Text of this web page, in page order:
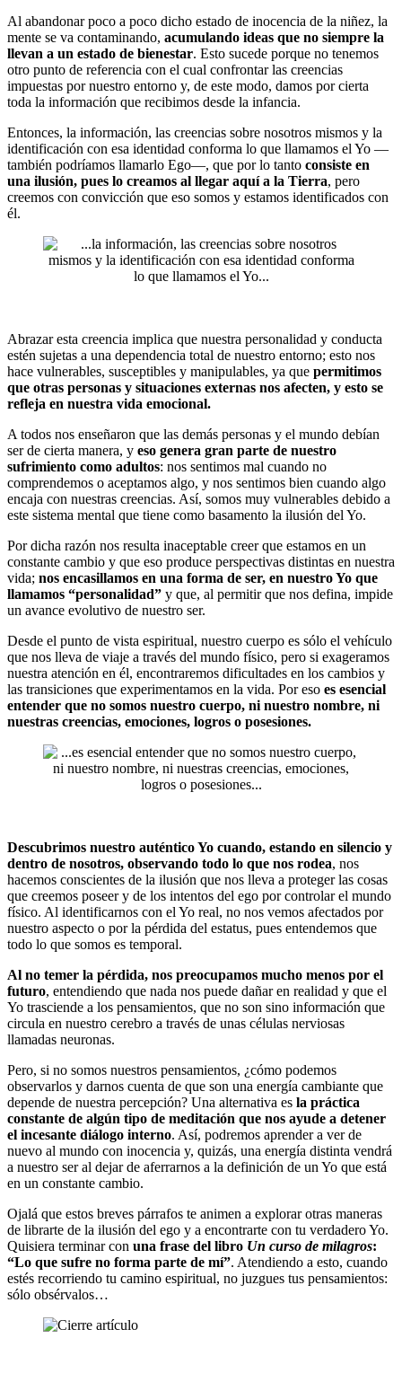
Al abandonar poco a poco dicho estado de inocencia de la niñez, la
mente se va contaminando, acumulando ideas que no siempre la
llevan a un estado de bienestar. Esto sucede porque no tenemos
otro punto de referencia con el cual confrontar las creencias
impuestas por nuestro entorno y, de este modo, damos por cierta
toda la información que recibimos desde la infancia.
Entonces, la información, las creencias sobre nosotros mismos y la
identificación con esa identidad conforma lo que llamamos el Yo —
también podríamos llamarlo Ego—, que por lo tanto consiste en
una ilusión, pues lo creamos al llegar aquí a la Tierra, pero
creemos con convicción que eso somos y estamos identificados con
él.
Abrazar esta creencia implica que nuestra personalidad y conducta
estén sujetas a una dependencia total de nuestro entorno; esto nos
hace vulnerables, susceptibles y manipulables, ya que permitimos
que otras personas y situaciones externas nos afecten, y esto se
refleja en nuestra vida emocional.
A todos nos enseñaron que las demás personas y el mundo debían
ser de cierta manera, y eso genera gran parte de nuestro
sufrimiento como adultos: nos sentimos mal cuando no
comprendemos o aceptamos algo, y nos sentimos bien cuando algo
encaja con nuestras creencias. Así, somos muy vulnerables debido a
este sistema mental que tiene como basamento la ilusión del Yo.
Por dicha razón nos resulta inaceptable creer que estamos en un
constante cambio y que eso produce perspectivas distintas en nuestra
vida; nos encasillamos en una forma de ser, en nuestro Yo que
llamamos “personalidad” y que, al permitir que nos defina, impide
un avance evolutivo de nuestro ser.
Desde el punto de vista espiritual, nuestro cuerpo es sólo el vehículo
que nos lleva de viaje a través del mundo físico, pero si exageramos
nuestra atención en él, encontraremos dificultades en los cambios y
las transiciones que experimentamos en la vida. Por eso es esencial
entender que no somos nuestro cuerpo, ni nuestro nombre, ni
nuestras creencias, emociones, logros o posesiones.
Descubrimos nuestro auténtico Yo cuando, estando en silencio y
dentro de nosotros, observando todo lo que nos rodea, nos
hacemos conscientes de la ilusión que nos lleva a proteger las cosas
que creemos poseer y de los intentos del ego por controlar el mundo
físico. Al identificarnos con el Yo real, no nos vemos afectados por
nuestro aspecto o por la pérdida del estatus, pues entendemos que
todo lo que somos es temporal.
Al no temer la pérdida, nos preocupamos mucho menos por el
futuro, entendiendo que nada nos puede dañar en realidad y que el
Yo trasciende a los pensamientos, que no son sino información que
circula en nuestro cerebro a través de unas células nerviosas
llamadas neuronas.
Pero, si no somos nuestros pensamientos, ¿cómo podemos
observarlos y darnos cuenta de que son una energía cambiante que
depende de nuestra percepción? Una alternativa es la práctica
constante de algún tipo de meditación que nos ayude a detener
el incesante diálogo interno. Así, podremos aprender a ver de
nuevo al mundo con inocencia y, quizás, una energía distinta vendrá
a nuestro ser al dejar de aferrarnos a la definición de un Yo que está
en un constante cambio.
Ojalá que estos breves párrafos te animen a explorar otras maneras
de librarte de la ilusión del ego y a encontrarte con tu verdadero Yo.
Quisiera terminar con una frase del libro Un curso de milagros:
“Lo que sufre no forma parte de mí”. Atendiendo a esto, cuando
estés recorriendo tu camino espiritual, no juzgues tus pensamientos:
sólo obsérvalos…